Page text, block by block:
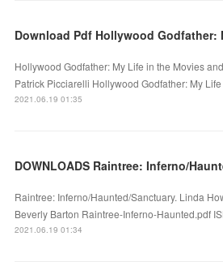
Hollywood Godfather: My Life in the Movies
Patrick Picciarelli Hollywood Godfather: My
2021.06.19 01:35
DOWNLOADS Raintree: Inferno/
Raintree: Inferno/Haunted/Sanctuary. Linda
Beverly Barton Raintree-Inferno-Haunted.pdf
2021.06.19 01:34